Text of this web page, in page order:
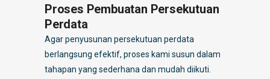
Proses Pembuatan Persekutuan
Perdata
Agar penyusunan persekutuan perdata
berlangsung efektif, proses kami susun dalam
tahapan yang sederhana dan mudah diikuti.